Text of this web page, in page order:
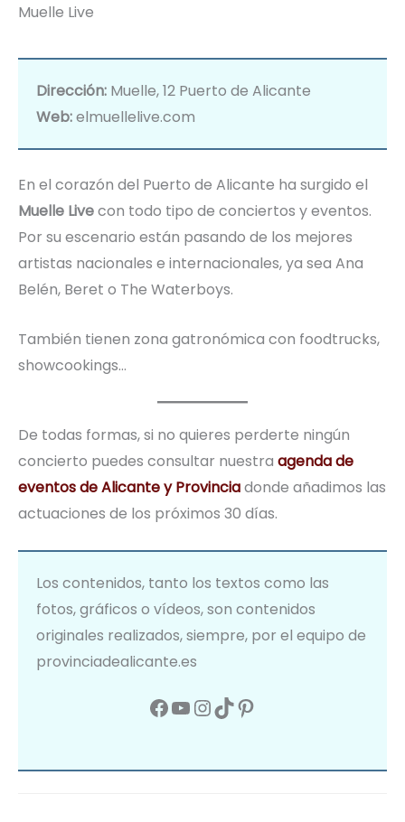
Muelle Live
Dirección: Muelle, 12 Puerto de Alicante
Web:elmuellelive.com
En el corazón del Puerto de Alicante ha surgido el
Muelle Livecon todo tipo de conciertos y eventos.
Por su escenario están pasando de los mejores
artistas nacionales e internacionales, ya sea Ana
Belén, Beret o The Waterboys.
También tienen zona gatronómica con foodtrucks,
showcookings…
De todas formas, si no quieres perderte ningún
concierto puedes consultar nuestra agenda de
eventos de Alicante y Provinciadonde añadimos las
actuaciones de los próximos 30 días.
Los contenidos, tanto los textos como las
fotos, gráficos o vídeos, son contenidos
originales realizados, siempre, por el equipo de
provinciadealicante.es